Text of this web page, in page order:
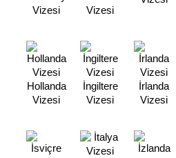
Vizesi
Vizesi
Hollanda
Vizesi
İngiltere
Vizesi
İrlanda
Vizesi